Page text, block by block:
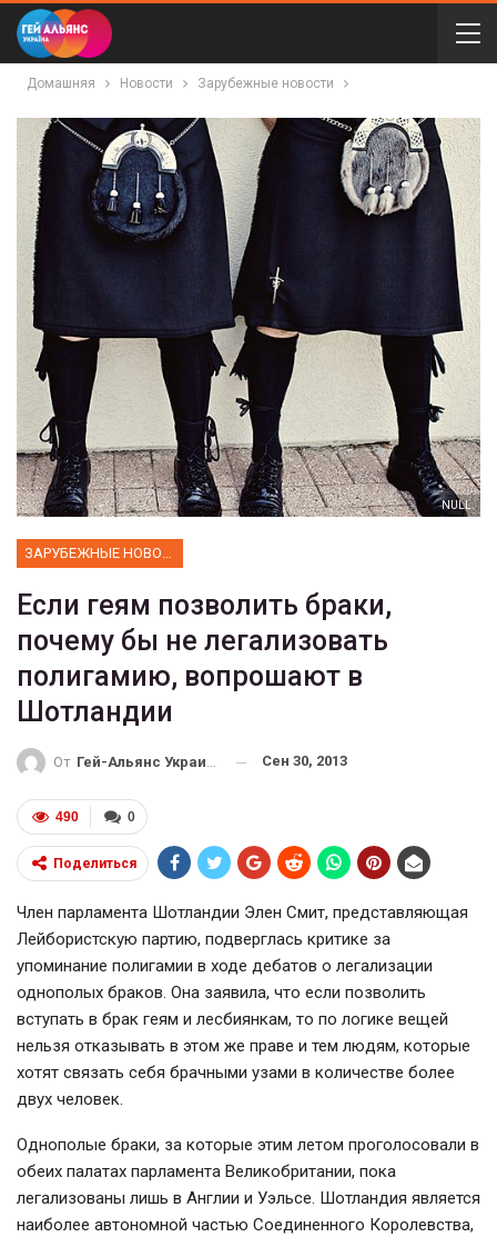
Домашняя Новости Зарубежные новости
NULL
ЗАРУБЕЖНЫЕ НОВОСТИ
Если геям позволить браки,
почему бы не легализовать
полигамию, вопрошают в
Шотландии
От Гей-Альянс Украина Сен 30, 2013
0
490
Поделиться
Член парламента Шотландии Элен Смит, представляющая
Лейбористскую партию, подверглась критике за
упоминание полигамии в ходе дебатов о легализации
однополых браков. Она заявила, что если позволить
вступать в брак геям и лесбиянкам, то по логике вещей
нельзя отказывать в этом же праве и тем людям, которые
хотят связать себя брачными узами в количестве более
двух человек.
Однополые браки, за которые этим летом проголосовали в
обеих палатах парламента Великобритании, пока
легализованы лишь в Англии и Уэльсе. Шотландия является
наиболее автономной частью Соединенного Королевства,